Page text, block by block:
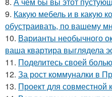
9. Какую мебель и в какую
обустраивать, по вашему
10. Варианты необычного
ваша квартира выглядела
11. Поделитесь своей
12. За рост коммуналки в
13. Проект для совместной